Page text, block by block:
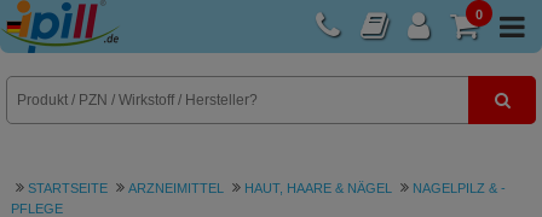
0
E-Rezept
STARTSEITE ARZNEIMITTEL HAUT, HAARE & NÄGEL
NAGELPILZ & -
PFLEGE